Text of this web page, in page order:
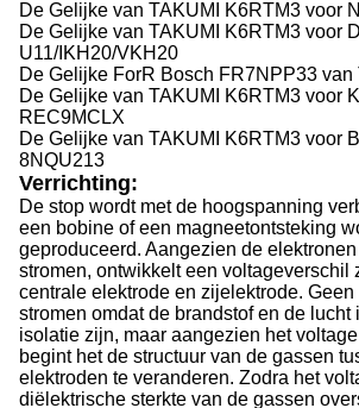
De Gelijke van TAKUMI K6RTM3 voor
De Gelijke van TAKUMI K6RTM3 voor
U11/IKH20/VKH20
De Gelijke ForR Bosch FR7NPP33 van
De Gelijke van TAKUMI K6RTM3 voor
REC9MCLX
De Gelijke van TAKUMI K6RTM3 voor
8NQU213
Verrichting:
De stop wordt met de hoogspanning
een bobine of een magneetontsteking
geproduceerd. Aangezien de elektronen
stromen, ontwikkelt een voltageverschil
centrale elektrode en zijelektrode. Geen
stromen omdat de brandstof en de lucht
isolatie zijn, maar aangezien het
begint het de structuur van de gassen
elektroden te veranderen. Zodra het
diëlektrische sterkte van de gassen